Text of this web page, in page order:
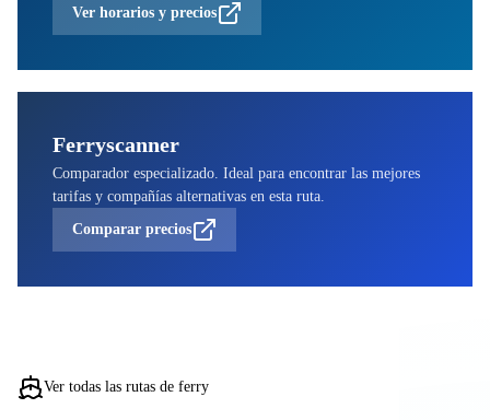
Ver horarios y precios
Ferryscanner
Comparador especializado. Ideal para encontrar las mejores
tarifas y compañías alternativas en esta ruta.
Comparar precios
Ver todas las rutas de ferry